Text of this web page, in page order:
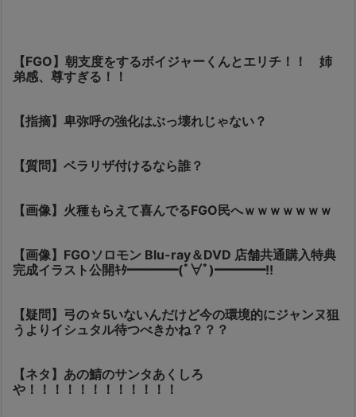
【FGO】朝支度をするボイジャーくんとエリチ！！ 姉
弟感、尊すぎる！！
【指摘】卑弥呼の強化はぶっ壊れじゃない？
【質問】ベラリザ付けるなら誰？
【画像】火種もらえて喜んでるFGO民へｗｗｗｗｗｗｗ
【画像】FGOソロモン Blu-ray＆DVD 店舗共通購入特典
完成イラスト公開ｷﾀ━━━━(ﾟ∀ﾟ)━━━━!!
【疑問】弓の☆5いないんだけど今の環境的にジャンヌ狙
うよりイシュタル待つべきかね？？？
【ネタ】あの鯖のサンタあくしろ
や！！！！！！！！！！！！